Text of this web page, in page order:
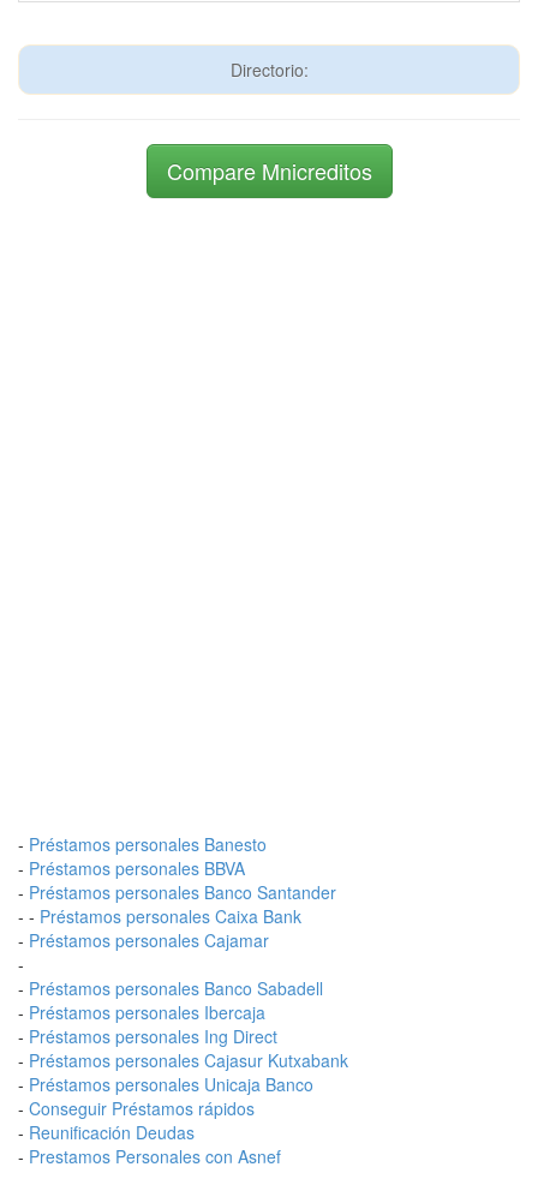
Directorio:
Compare Mnicreditos
- Préstamos personales Banesto
- Préstamos personales BBVA
- Préstamos personales Banco Santander
- - Préstamos personales Caixa Bank
- Préstamos personales Cajamar
-
- Préstamos personales Banco Sabadell
- Préstamos personales Ibercaja
- Préstamos personales Ing Direct
- Préstamos personales Cajasur Kutxabank
- Préstamos personales Unicaja Banco
- Conseguir Préstamos rápidos
- Reunificación Deudas
- Prestamos Personales con Asnef